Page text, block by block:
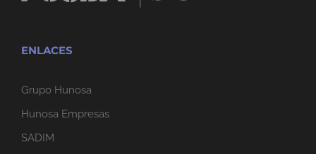
ENLACES
Grupo Hunosa
Hunosa Empresas
SADIM